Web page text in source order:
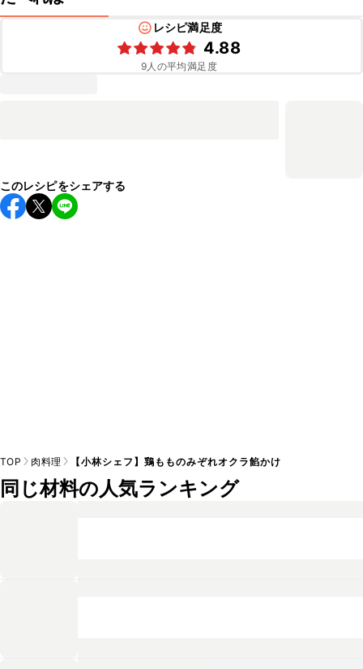
レシピ満足度
4.88
9人の平均満足度
このレシピをシェアする
TOP 肉料理 【小林シェフ】鶏もものみぞれオクラ餡かけ
同じ材料の人気ランキング